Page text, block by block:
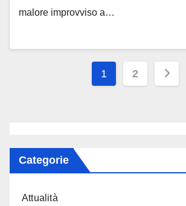
malore improvviso a…
1 2
Categorie
Attualità